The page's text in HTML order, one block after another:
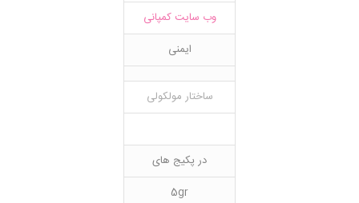
وب سایت کمپانی
ایمنی
ساختار مولکولی
در پکیج های
5gr